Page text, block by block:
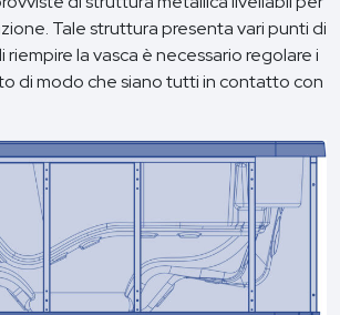
Tale struttura presenta vari punti di
la vasca è necessario regolare i
di modo che siano tutti in contatto con